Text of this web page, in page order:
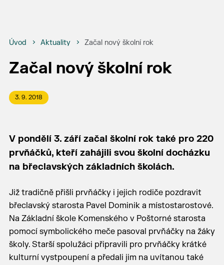
Úvod Aktuality Začal nový školní rok
Začal nový školní rok
3. 9. 2018
V pondělí 3. září začal školní rok také pro 220
prvňáčků, kteří zahájili svou školní docházku
na břeclavských základních školách.
Již tradičně přišli prvňáčky i jejich rodiče pozdravit
břeclavský starosta Pavel Dominik a místostarostové.
Na Základní škole Komenského v Poštorné starosta
pomocí symbolického meče pasoval prvňáčky na žáky
školy. Starší spolužáci připravili pro prvňáčky krátké
kulturní vystpoupení a předali jim na uvítanou také